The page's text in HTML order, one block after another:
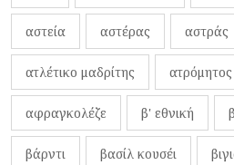
αστεία αστέρας αστράς
ατλέτικο μαδρίτης ατρόμητος
αφραγκολέζε β' εθνική
βάρντι βασίλ κουσέι